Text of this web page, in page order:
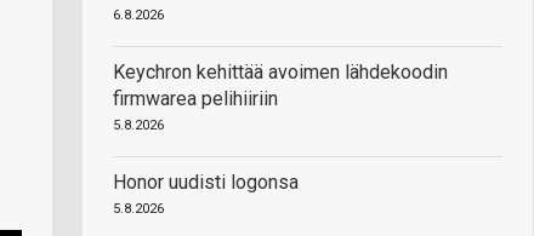
6.8.2026
Keychron kehittää avoimen lähdekoodin
firmwarea pelihiiriin
5.8.2026
Honor uudisti logonsa
5.8.2026